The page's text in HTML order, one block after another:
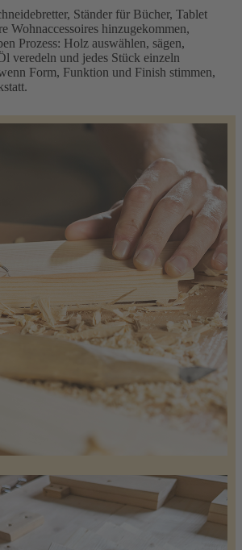
Ständer für Bücher, Tablet
Wohnaccessoires hinzugekommen,
Prozess: Holz auswählen, sägen,
veredeln und jedes Stück einzeln
Form, Funktion und Finish stimmen,